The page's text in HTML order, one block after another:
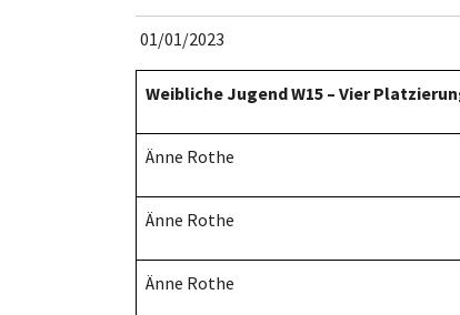
01/01/2023
Weibliche Jugend W15 – Vier
Änne Rothe
Änne Rothe
Änne Rothe